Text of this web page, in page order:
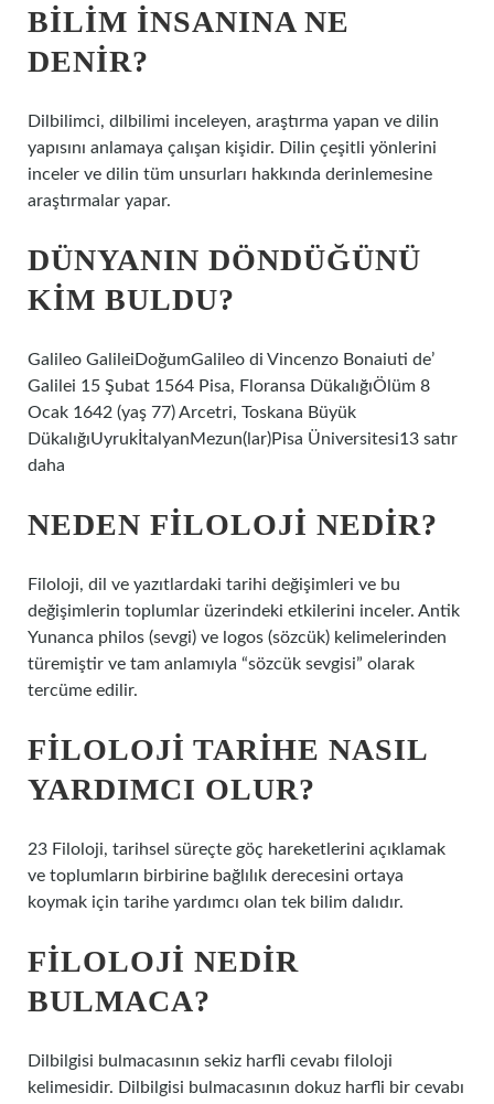
BILIM INSANINA NE
DENIR?
Dilbilimci, dilbilimi inceleyen, araştırma yapan ve dilin
yapısını anlamaya çalışan kişidir. Dilin çeşitli yönlerini
inceler ve dilin tüm unsurları hakkında derinlemesine
araştırmalar yapar.
DÜNYANIN DÖNDÜĞÜNÜ
KIM BULDU?
Galileo GalileiDoğumGalileo di Vincenzo Bonaiuti de’
Galilei 15 Şubat 1564 Pisa, Floransa DükalığıÖlüm 8
Ocak 1642 (yaş 77) Arcetri, Toskana Büyük
DükalığıUyrukİtalyanMezun(lar)Pisa Üniversitesi13 satır
daha
NEDEN FILOLOJI NEDIR?
Filoloji, dil ve yazıtlardaki tarihi değişimleri ve bu
değişimlerin toplumlar üzerindeki etkilerini inceler. Antik
Yunanca philos (sevgi) ve logos (sözcük) kelimelerinden
türemiştir ve tam anlamıyla “sözcük sevgisi” olarak
tercüme edilir.
FILOLOJI TARIHE NASIL
YARDIMCI OLUR?
23 Filoloji, tarihsel süreçte göç hareketlerini açıklamak
ve toplumların birbirine bağlılık derecesini ortaya
koymak için tarihe yardımcı olan tek bilim dalıdır.
FILOLOJI NEDIR
BULMACA?
Dilbilgisi bulmacasının sekiz harfli cevabı filoloji
kelimesidir. Dilbilgisi bulmacasının dokuz harfli bir cevabı